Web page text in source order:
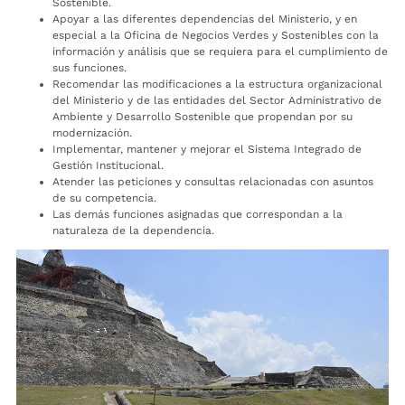
Sostenible.
Apoyar a las diferentes dependencias del Ministerio, y en
especial a la Oficina de Negocios Verdes y Sostenibles con la
información y análisis que se requiera para el cumplimiento de
sus funciones.
Recomendar las modificaciones a la estructura organizacional
del Ministerio y de las entidades del Sector Administrativo de
Ambiente y Desarrollo Sostenible que propendan por su
modernización.
Implementar, mantener y mejorar el Sistema Integrado de
Gestión Institucional.
Atender las peticiones y consultas relacionadas con asuntos
de su competencia.
Las demás funciones asignadas que correspondan a la
naturaleza de la dependencia.